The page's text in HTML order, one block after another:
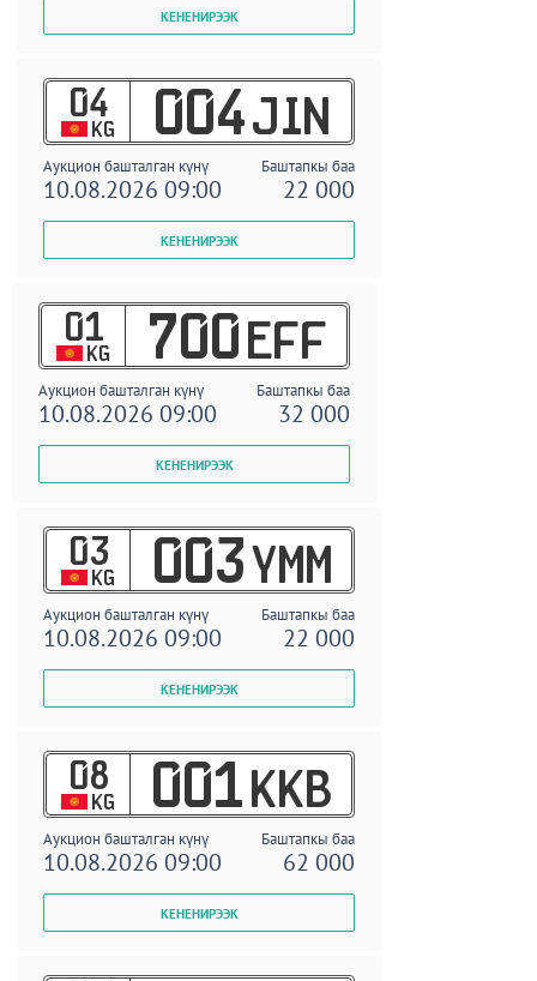
04
KG 004 JIN
Аукцион башталган күнү Баштапкы баа
10.08.2026 09:00 22 000
01
KG 700 EFF
Аукцион башталган күнү Баштапкы баа
10.08.2026 09:00 32 000
03
KG 003 YMM
Аукцион башталган күнү Баштапкы баа
10.08.2026 09:00 22 000
08
KG 001 KKB
Аукцион башталган күнү Баштапкы баа
10.08.2026 09:00 62 000